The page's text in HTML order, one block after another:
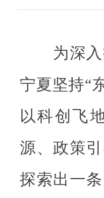
为深入
宁夏坚持“
以科创飞
源、政策
探索出一